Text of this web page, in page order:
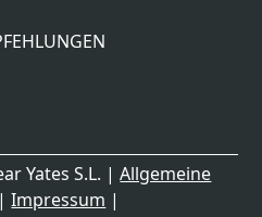
Yates S.L. |Allgemeine
|Impressum |